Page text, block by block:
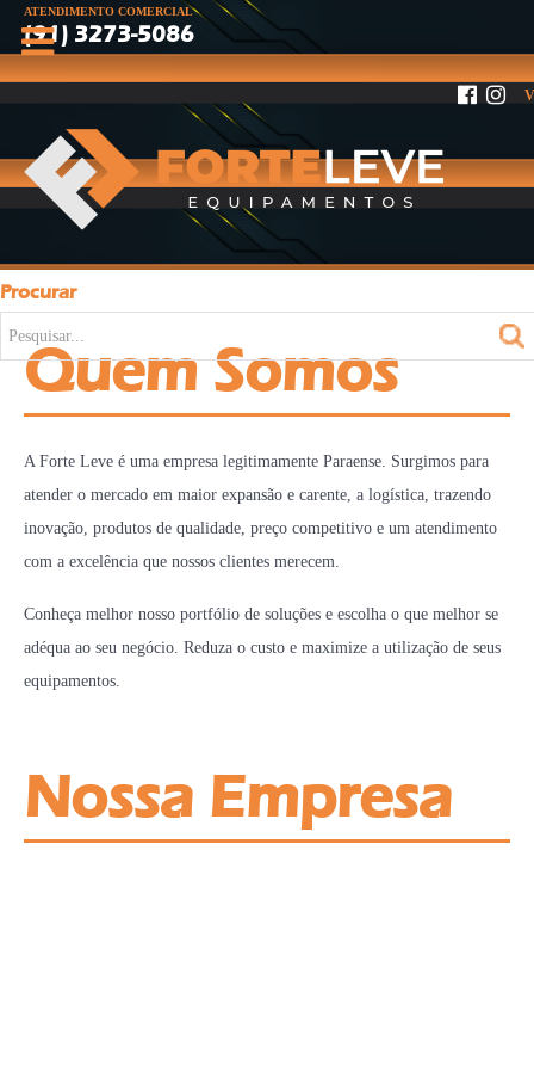
ATENDIMENTO COMERCIAL
(91) 3273-5086
Procurar
Pesquisar...
Quem Somos
A Forte Leve é uma empresa legitimamente Paraense. Surgimos para
atender o mercado em maior expansão e carente, a logística, trazendo
inovação, produtos de qualidade, preço competitivo e um atendimento
com a excelência que nossos clientes merecem.
Conheça melhor nosso portfólio de soluções e escolha o que melhor se
adéqua ao seu negócio. Reduza o custo e maximize a utilização de seus
equipamentos.
Nossa Empresa